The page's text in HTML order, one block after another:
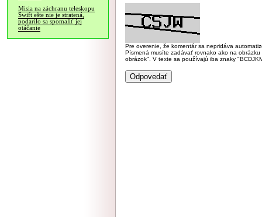
Misia na záchranu teleskopu
Swift ešte nie je stratená,
podarilo sa spomaliť jej
otáčanie
Pre overenie, že komentár sa nepridáva
Písmená musíte zadávať rovnako ako na
obrázok". V texte sa používajú iba znaky